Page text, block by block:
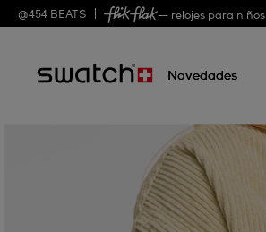
@454 BEATS — relojes para niños
Novedades